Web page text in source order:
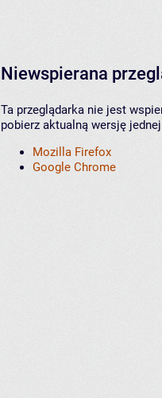
Niewspierana
Ta przeglądarka nie jest
pobierz aktualną wersję
Mozilla Firefox
Google Chrome